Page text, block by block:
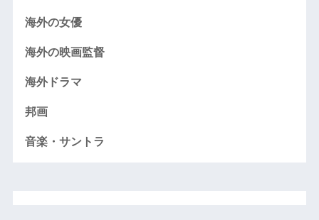
海外の女優
海外の映画監督
海外ドラマ
邦画
音楽・サントラ